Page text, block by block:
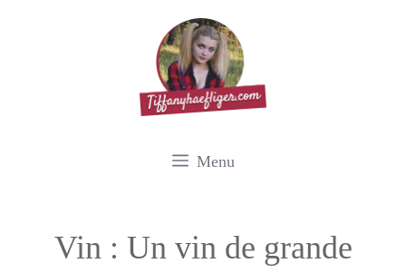
Menu
Vin : Un vin de grande